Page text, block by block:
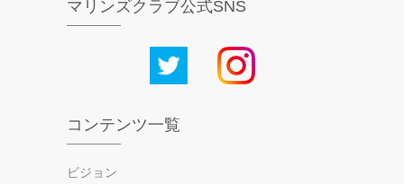
マリンズクラブ公式SNS
コンテンツ一覧
ビジョン